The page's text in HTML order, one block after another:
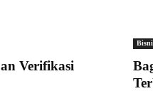
Verifikasi